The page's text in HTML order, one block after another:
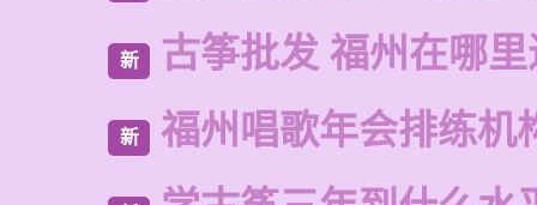
新 古筝批发 福州在哪
新 福州唱歌年会排练机